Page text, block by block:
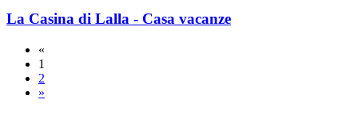
La Casina di Lalla - Casa vacanze
«
1
2
»